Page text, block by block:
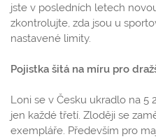
jste v posledních letech
zkontrolujte, zda jsou u
nastavené limity.
Pojistka šitá na míru pro
Loni se v Česku ukradlo na 5
jen každé třetí. Zloději se
exempláře. Především pro